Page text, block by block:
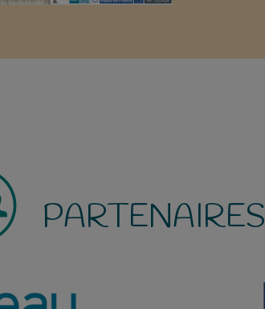
PARTENAIRES